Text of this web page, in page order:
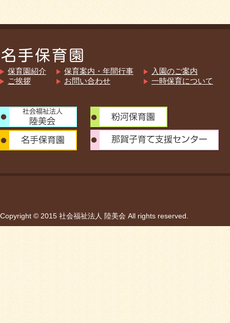
保育園紹介
ご挨拶
保育案内・年間行事
お問い合わせ
入園のご案内
一時保育について
Copyright © 2015 社会福祉法人 陸美会 All rights reserved.